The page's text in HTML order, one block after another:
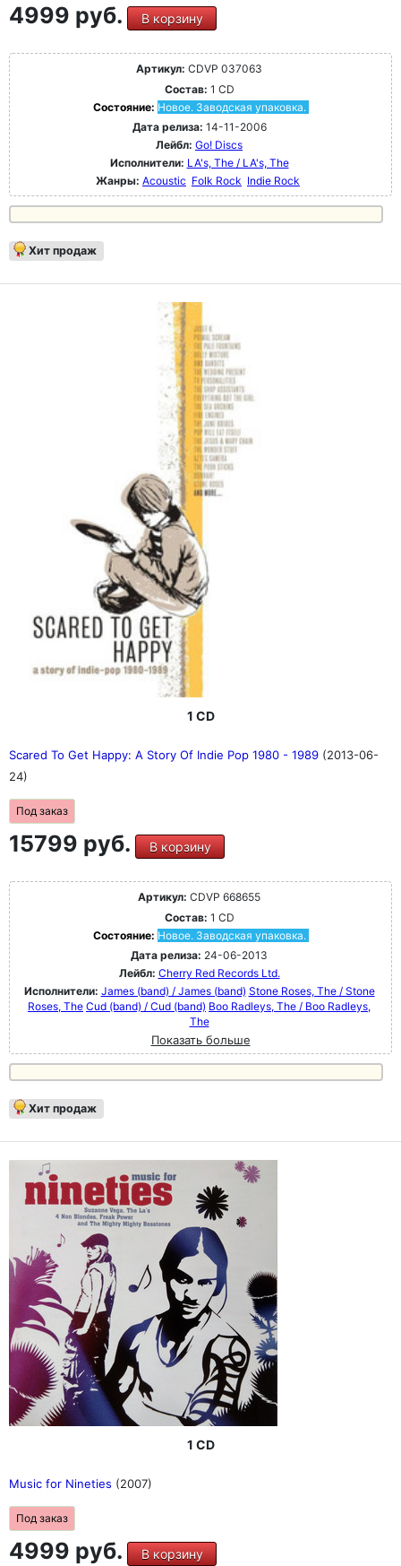
4999 руб. В корзину
Артикул: CDVP 037063
Состав: 1 CD
Состояние: Новое. Заводская упаковка.
Дата релиза: 14-11-2006
Лейбл: Go! Discs
Исполнители: LA's, The / LA's, The
Жанры: Acoustic Folk Rock Indie Rock
Хит продаж
1 CD
Scared To Get Happy: A Story Of Indie Pop 1980 - 1989 (2013-06-
24)
Под заказ
15799 руб. В корзину
Артикул: CDVP 668655
Состав: 1 CD
Состояние: Новое. Заводская упаковка.
Дата релиза: 24-06-2013
Лейбл: Cherry Red Records Ltd.
Исполнители: James (band) / James (band) Stone Roses, The / Stone
Roses, The Cud (band) / Cud (band) Boo Radleys, The / Boo Radleys,
The
Показать больше
Хит продаж
1 CD
Music for Nineties (2007)
Под заказ
4999 руб. В корзину